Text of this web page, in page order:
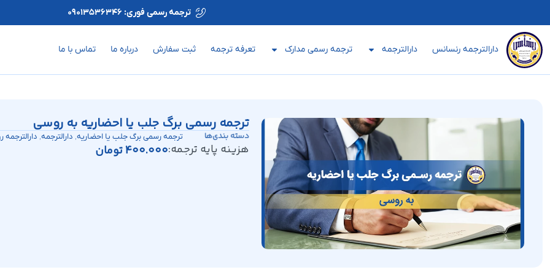
ترجمه رسمی فوری: 09013536346
دارالترجمه رنسانس دارالترجمه ترجمه رسمی مدارک تعرفه ترجمه ثبت سفارش درباره ما تماس با ما
ترجمه رسمی برگ جلب یا احضاریه به روسی
دسته بندی‌ها ترجمه رسمی برگ جلب یا احضاریه, دارالترجمه,
هزینه پایه ترجمه:400.000تومان